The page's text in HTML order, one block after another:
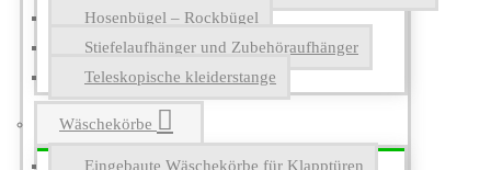
Hosenbügel – Rockbügel
Stiefelaufhänger und Zubehöraufhänger
Teleskopische kleiderstange
Wäschekörbe
Eingebaute Wäschekörbe für Klapptüren